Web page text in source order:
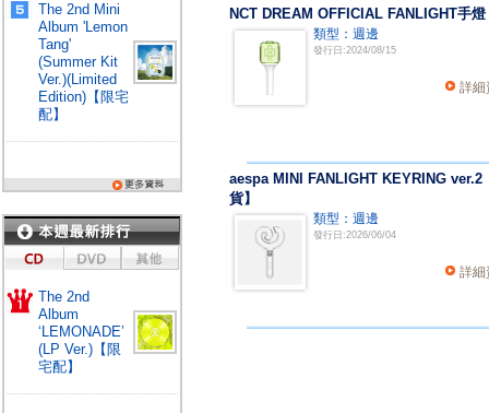
The 2nd Mini
Album 'Lemon
Tang'
(Summer Kit
Ver.)(Limited
Edition)【限宅
配】
The 2nd
Album
‘LEMONADE’
(LP Ver.)【限
宅配】
NCT DREAM OFFICIAL FANLIGHT手燈
類型：週邊
發行日:2024/08/15
詳細
aespa MINI FANLIGHT KEYRING ver.2
貨】
類型：週邊
發行日:2026/06/04
詳細